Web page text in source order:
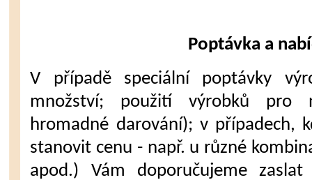
Poptávka a
V případě speciální poptávky
množství; použití výrobků pro
hromadné darování); v případech,
stanovit cenu - např. u různé
apod.) Vám doporučujeme